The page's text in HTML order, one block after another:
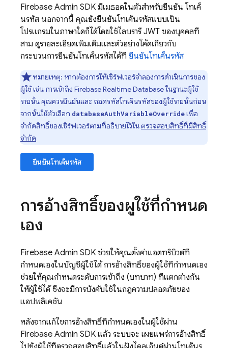
Firebase Admin SDK มีเมธอดในตัวสำหรับยืนยัน โทเค็
นรหัส นอกจากนี้ คุณยังยืนยันโทเค็นรหัสแบบเป็น
โปรแกรมในภาษาใดก็ได้โดยใช้ไลบรารี JWT ของบุคคลที่
สาม ดูรายละเอียดเพิ่มเติมและตัวอย่างโค้ดเกี่ยวกับ
กระบวนการยืนยันโทเค็นรหัสได้ที่ ยืนยันโทเค็นรหัส
หมายเหตุ: หากต้องการให้เซิร์ฟเวอร์จำลองการดำเนินการของ
ผู้ใช้ เช่น การเข้าถึง Firebase Realtime Databaseในฐานะผู้ใช้
รายนั้น คุณควรยืนยันและ ถอดรหัสโทเค็นรหัสของผู้ใช้รายนั้นก่อน
จากนั้นใช้ตัวเลือก databaseAuthVariableOverrideเพื่อ
จำกัดสิทธิ์ของเซิร์ฟเวอร์ตามที่อธิบายไว้ในตรวจสอบสิทธิ์ที่มีสิทธิ์
จำกัด
ยืนยันโทเค็นรหัส
การอ้างสิทธิ์ของผู้ใช้ที่กำหนด
เอง
Firebase Admin SDK ช่วยให้คุณตั้งค่าแอตทริบิวต์ที่
กำหนดเองในบัญชีผู้ใช้ได้ การอ้างสิทธิ์ของผู้ใช้ที่กำหนดเอง
ช่วยให้คุณกำหนดระดับการเข้าถึง (บทบาท) ที่แตกต่างกัน
ให้ผู้ใช้ได้ ซึ่งจะมีการบังคับใช้ในกฎความปลอดภัยของ
แอปพลิเคชัน
หลังจากแก้ไขการอ้างสิทธิ์ที่กำหนดเองในผู้ใช้ผ่าน
Firebase Admin SDK แล้ว ระบบจะ เผยแพร่การอ้างสิทธิ์